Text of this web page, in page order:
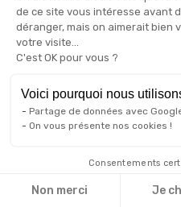
de ce site vous intéresse avant
déranger, mais on aimerait bien
votre visite...
C'est OK pour vous ?
Voici pourquoi nous
Partage de données avec
On vous présente nos cookies !
Consentements
Non merci Je
Retour sur notre
par Laurent Geray,
Jeudi 15 janvier 2026, IRIIG a
conférence du cycle JEDII,